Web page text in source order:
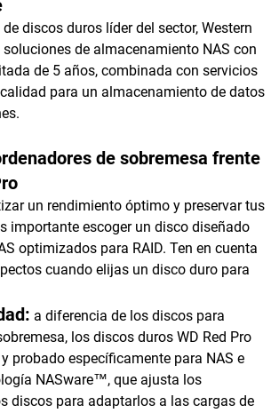
discos duros líder del sector, Western
de almacenamiento NAS con
de 5 años, combinada con servicios
para un almacenamiento de datos
de sobremesa frente
un rendimiento óptimo y preservar tus
importante escoger un disco diseñado
optimizados para RAID. Ten en cuenta
cuando elijas un disco duro para
a diferencia de los discos para
los discos duros WD Red Pro
probado específicamente para NAS e
NASware™, que ajusta los
discos para adaptarlos a las cargas de